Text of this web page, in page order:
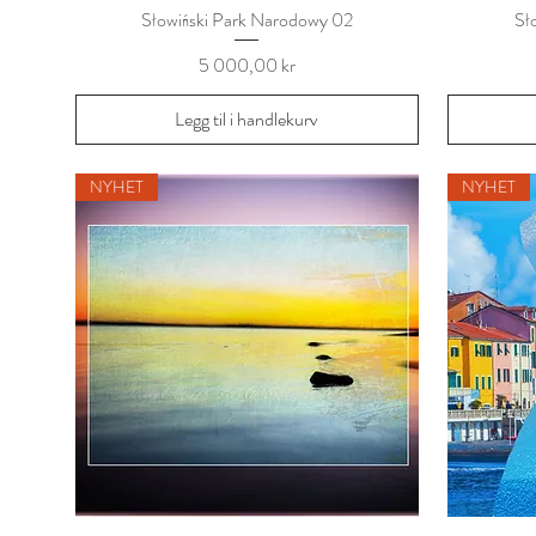
Słowiński Park Narodowy 02
Pris
5 000,00 kr
Legg til i handlekurv
NYHET NYHET